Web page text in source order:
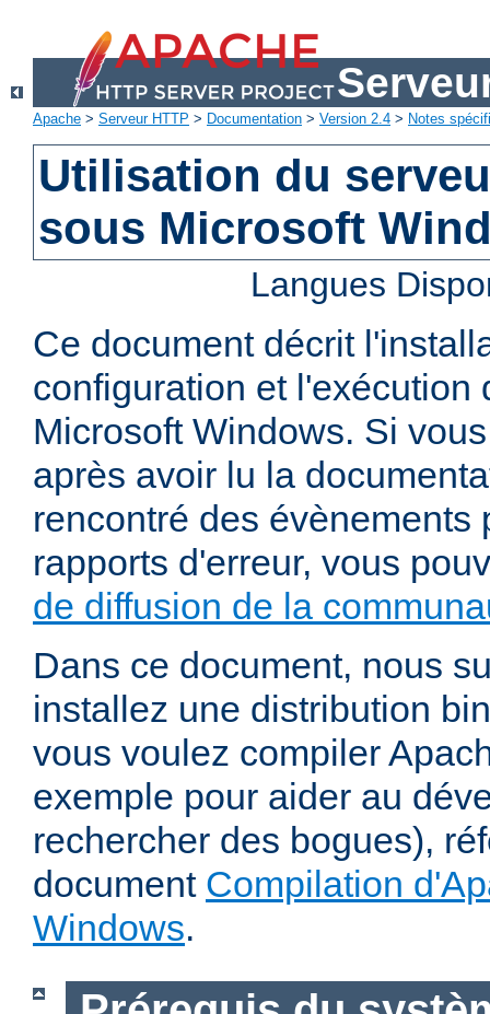
Apache > Serveur HTTP > Documentation > Version 2.4 > Notes
Utilisation du
sous Microsoft
Langues
Ce document décrit
configuration et l'exécution
Microsoft Windows. Si
après avoir lu la
rencontré des évènements
rapports d'erreur, vous
de diffusion de la
Dans ce document, nous
installez une distribution
vous voulez compiler
exemple pour aider au
rechercher des bogues),
document Compilation
Windows.